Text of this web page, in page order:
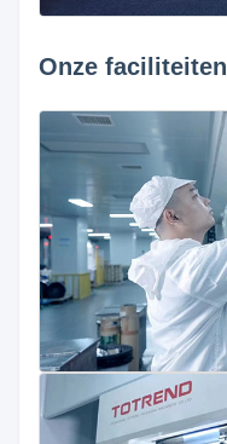
Onze faciliteiten